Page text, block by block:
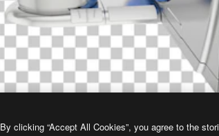
By clicking “Accept All Cookies”, you agree to the